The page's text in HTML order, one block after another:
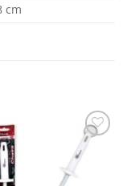
cm
Salvar